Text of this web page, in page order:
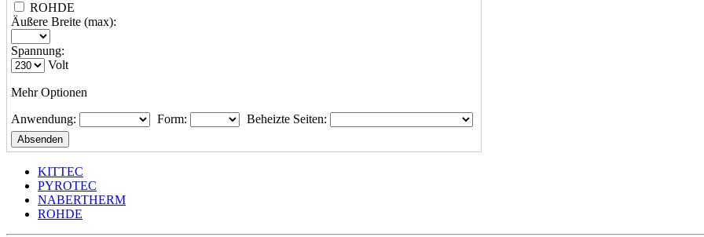
ROHDE
Äußere Breite (max):
Spannung:
Volt
Mehr Optionen
Anwendung:
Form: Beheizte Seiten:
KITTEC
PYROTEC
NABERTHERM
ROHDE